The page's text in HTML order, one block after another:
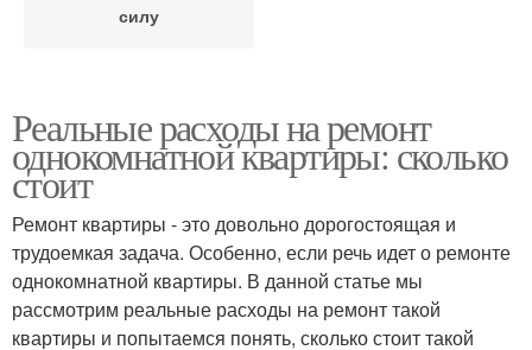
силу
Реальные расходы на ремонт
однокомнатной квартиры: сколько
стоит
Ремонт квартиры - это довольно дорогостоящая и
трудоемкая задача. Особенно, если речь идет о ремонте
однокомнатной квартиры. В данной статье мы
рассмотрим реальные расходы на ремонт такой
квартиры и попытаемся понять, сколько стоит такой